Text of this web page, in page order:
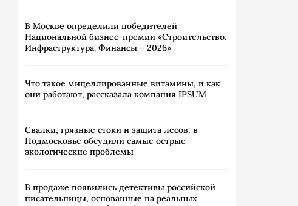
В Москве определили победителей
Национальной бизнес-премии «Строительство.
Инфраструктура. Финансы – 2026»
Что такое мицеллированные витамины, и как
они работают, рассказала компания IPSUM
Свалки, грязные стоки и защита лесов: в
Подмосковье обсудили самые острые
экологические проблемы
В продаже появились детективы российской
писательницы, основанные на реальных